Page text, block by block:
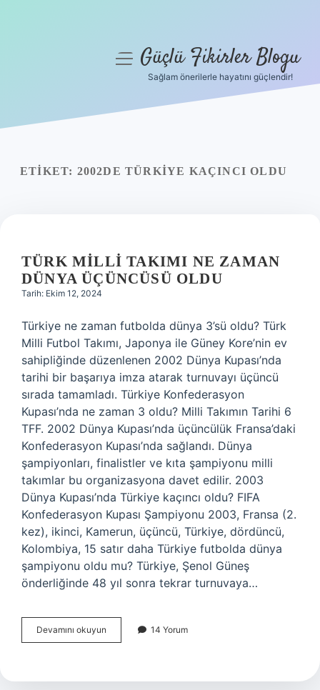
Yasal Uyarı
menüyüGüçlü Fikirler Blogu
Sağlam önerilerle hayatını güçlendir!
ETIKET: 2002DE TÜRKIYE KAÇINCI OLDU
TÜRK MILLI TAKIMI NE ZAMAN
DÜNYA ÜÇÜNCÜSÜ OLDU
Tarih: Ekim 12, 2024
Türkiye ne zaman futbolda dünya 3’sü oldu? Türk
Milli Futbol Takımı, Japonya ile Güney Kore’nin ev
sahipliğinde düzenlenen 2002 Dünya Kupası’nda
tarihi bir başarıya imza atarak turnuvayı üçüncü
sırada tamamladı. Türkiye Konfederasyon
Kupası’nda ne zaman 3 oldu? Milli Takımın Tarihi 6
TFF. 2002 Dünya Kupası’nda üçüncülük Fransa’daki
Konfederasyon Kupası’nda sağlandı. Dünya
şampiyonları, finalistler ve kıta şampiyonu milli
takımlar bu organizasyona davet edilir. 2003
Dünya Kupası’nda Türkiye kaçıncı oldu? FIFA
Konfederasyon Kupası Şampiyonu 2003, Fransa (2.
kez), ikinci, Kamerun, üçüncü, Türkiye, dördüncü,
Kolombiya, 15 satır daha Türkiye futbolda dünya
şampiyonu oldu mu? Türkiye, Şenol Güneş
önderliğinde 48 yıl sonra tekrar turnuvaya…
Devamını okuyun
Milli
Zaman
14 Yorum